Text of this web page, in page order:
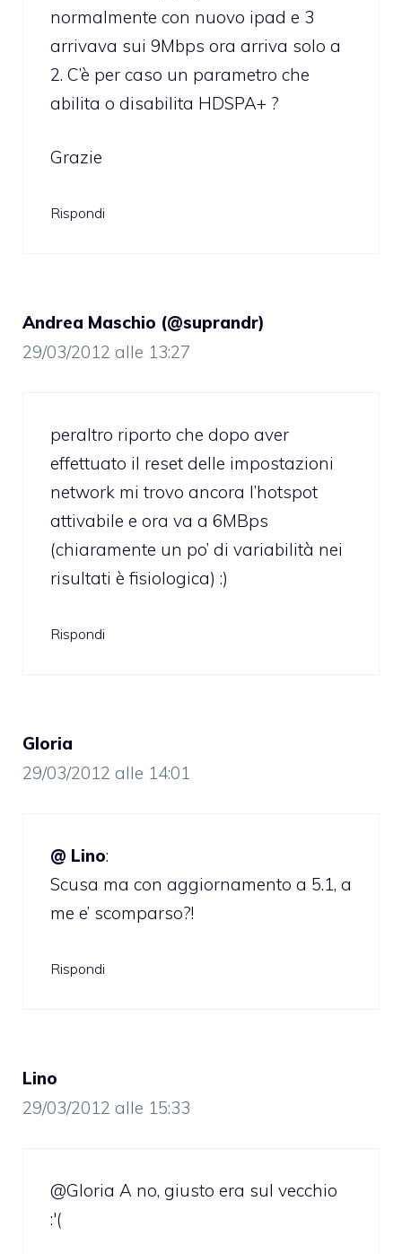
normalmente con nuovo ipad e 3
arrivava sui 9Mbps ora arriva solo a
2. C’è per caso un parametro che
abilita o disabilita HDSPA+ ?
Grazie
Rispondi
Andrea Maschio (@suprandr)
29/03/2012 alle 13:27
peraltro riporto che dopo aver
effettuato il reset delle impostazioni
network mi trovo ancora l’hotspot
attivabile e ora va a 6MBps
(chiaramente un po’ di variabilità nei
risultati è fisiologica) :)
Rispondi
Gloria
29/03/2012 alle 14:01
@ Lino:
Scusa ma con aggiornamento a 5.1, a
me e’ scomparso?!
Rispondi
Lino
29/03/2012 alle 15:33
@Gloria A no, giusto era sul vecchio
:'(